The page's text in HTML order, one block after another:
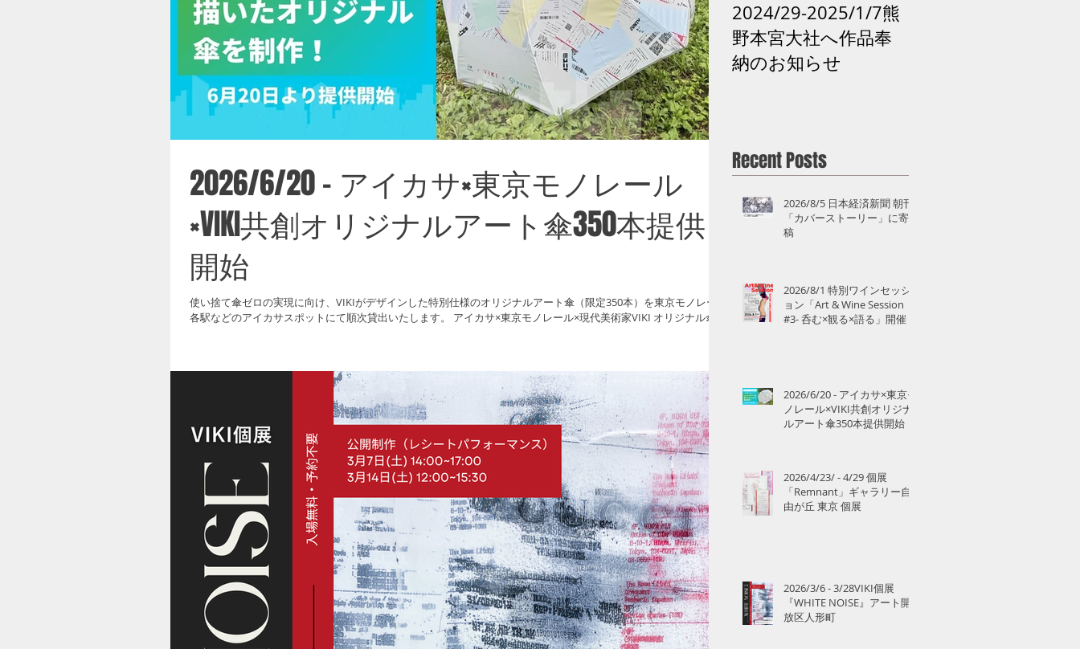
2026/6/20 - アイカサ×東京モノレール
×VIKI共創オリジナルアート傘350本提供
開始
使い捨て傘ゼロの実現に向け、VIKIがデザインした特別仕様のオリジナルアート傘（限定350本）を東京モノレール
各駅などのアイカサスポットにて順次貸出いたします。 アイカサ×東京モノレール×現代美術家VIKI オリジナル傘
2024/29-2025/1/7熊
野本宮大社へ作品奉
納のお知らせ
Recent Posts
2026/8/5 日本経済新聞 朝刊
「カバーストーリー」に寄
稿
2026/8/1 特別ワインセッシ
ョン「Art & Wine Session
#3- 呑む×観る×語る」開催
2026/6/20 - アイカサ×東京モ
ノレール×VIKI共創オリジナ
ルアート傘350本提供開始
2026/4/23/ - 4/29 個展
「Remnant」ギャラリー自
由が丘 東京 個展
2026/3/6 - 3/28VIKI個展
『WHITE NOISE』アート開
放区人形町